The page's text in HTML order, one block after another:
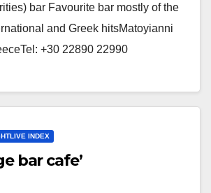
bar Favourite bar mostly of the
and Greek hitsMatoyianni
+30 22890 22990
INDEX
bar cafe’